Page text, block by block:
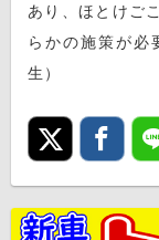
あり、ほとけご
らかの施策が必
生）